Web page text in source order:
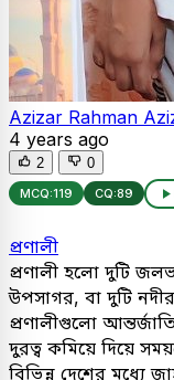
Azizar Rahman
4 years ago
2 0
MCQ:119 CQ:89
প্রণালী
প্রণালী হলো দুটি
উপসাগর, বা দুটি
প্রণালীগুলো
দুরত্ব কমিয়ে দিয়ে
বিভিন্ন দেশের মধ্যে